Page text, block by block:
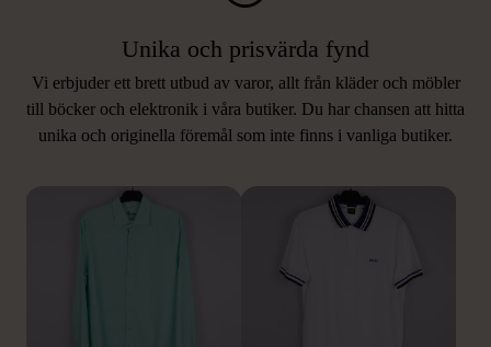
Unika och prisvärda fynd
Vi erbjuder ett brett utbud av varor, allt från kläder och möbler
till böcker och elektronik i våra butiker. Du har chansen att hitta
unika och originella föremål som inte finns i vanliga butiker.
LIKNANDE PRODUKTER
Hitta produkter som påminner om denna